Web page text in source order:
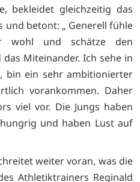
bekleidet gleichzeitig das
und betont: „ Generell fühle
und schätze den
Miteinander. Ich sehe in
bin ein sehr ambitionierter
vorankommen. Daher
viel vor. Die Jungs haben
und haben Lust auf
weiter voran, was die
Athletiktrainers Reginald